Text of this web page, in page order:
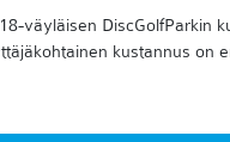
väyläisen
kustannus